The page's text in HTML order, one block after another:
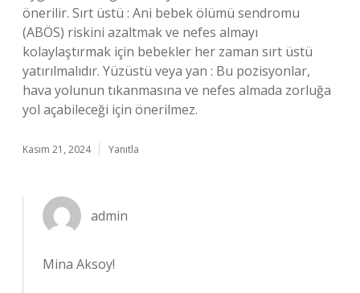
önerilir. Sırt üstü : Ani bebek ölümü sendromu
(ABÖS) riskini azaltmak ve nefes almayı
kolaylaştırmak için bebekler her zaman sırt üstü
yatırılmalıdır. Yüzüstü veya yan : Bu pozisyonlar,
hava yolunun tıkanmasına ve nefes almada zorluğa
yol açabileceği için önerilmez.
Kasım 21, 2024 Yanıtla
admin
Mina Aksoy!